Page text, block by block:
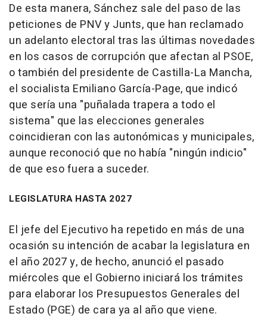
De esta manera, Sánchez sale del paso de las
peticiones de PNV y Junts, que han reclamado
un adelanto electoral tras las últimas novedades
en los casos de corrupción que afectan al PSOE,
o también del presidente de Castilla-La Mancha,
el socialista Emiliano García-Page, que indicó
que sería una "puñalada trapera a todo el
sistema" que las elecciones generales
coincidieran con las autonómicas y municipales,
aunque reconoció que no había "ningún indicio"
de que eso fuera a suceder.
LEGISLATURA HASTA 2027
El jefe del Ejecutivo ha repetido en más de una
ocasión su intención de acabar la legislatura en
el año 2027 y, de hecho, anunció el pasado
miércoles que el Gobierno iniciará los trámites
para elaborar los Presupuestos Generales del
Estado (PGE) de cara ya al año que viene.